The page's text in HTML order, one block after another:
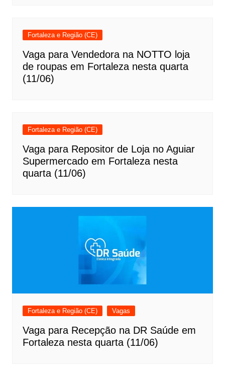
Fortaleza e Região (CE)
Vaga para Vendedora na NOTTO loja
de roupas em Fortaleza nesta quarta
(11/06)
Fortaleza e Região (CE)
Vaga para Repositor de Loja no Aguiar
Supermercado em Fortaleza nesta
quarta (11/06)
Fortaleza e Região (CE) Vagas
Vaga para Recepção na DR Saúde em
Fortaleza nesta quarta (11/06)